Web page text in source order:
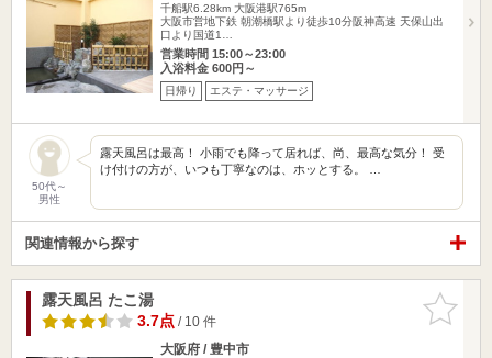
千船駅6.28km 大阪港駅765m
大阪市営地下鉄 朝潮橋駅より徒歩10分阪神高速 天保山出
口より国道1…
営業時間 15:00～23:00
入浴料金 600円～
日帰り エステ・マッサージ
50代～
男性
露天風呂は最高！ 小雨でも降って居れば、尚、最高な気分！ 受
け付けの方が、いつも丁寧なのは、ホッとする。 …
関連情報から探す
お気に入
りに追加
露天風呂 たこ湯
3.7点/ 10 件
大阪府 / 豊中市